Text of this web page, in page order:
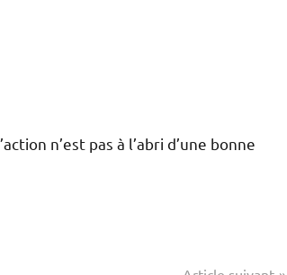
n’est pas à l’abri d’une bonne